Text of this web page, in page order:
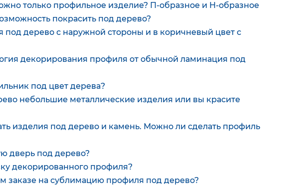
только профильное изделие? П-образное и Н-образное
покрасить под дерево?
под дерево с наружной стороны и в коричневый цвет с
декорирования профиля от обычной ламинация под
под цвет дерева?
небольшие металлические изделия или вы красите
изделия под дерево и камень. Можно ли сделать профиль
дверь под дерево?
декорированного профиля?
заказе на сублимацию профиля под дерево?